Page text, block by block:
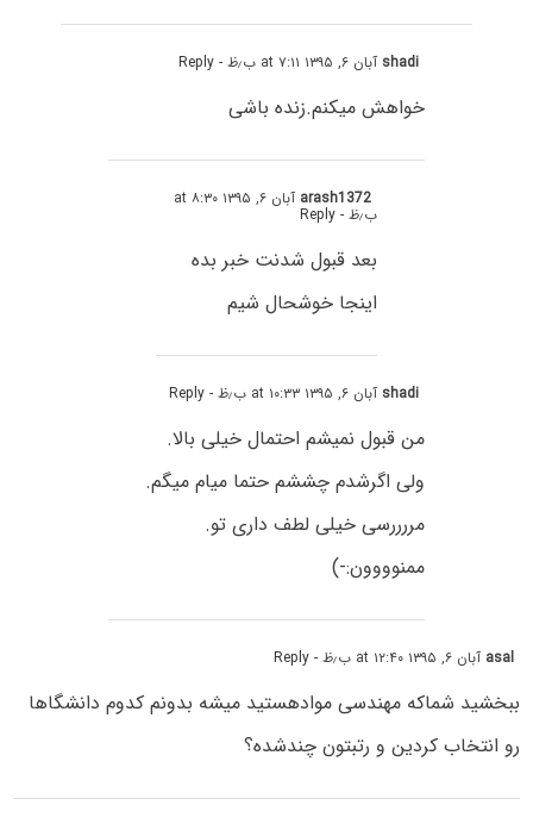
shadi آبان ۶, ۱۳۹۵ at ۷:۱۱ ب٫ظ - Reply
خواهش میکنم.زنده باشی
arash1372 آبان ۶, ۱۳۹۵ at ۸:۳۰
ب٫ظ - Reply
بعد قبول شدنت خبر بده
اینجا خوشحال شیم
shadi آبان ۶, ۱۳۹۵ at ۱۰:۳۳ ب٫ظ - Reply
من قبول نمیشم احتمال خیلی بالا.
ولی اگرشدم چششم حتما میام میگم.
مررررسی خیلی لطف داری تو.
ممنوووون:-)
asal آبان ۶, ۱۳۹۵ at ۱۲:۴۰ ب٫ظ - Reply
ببخشید شماکه مهندسی موادهستید میشه بدونم کدوم دانشگاها
رو انتخاب کردین و رتبتون چندشده؟